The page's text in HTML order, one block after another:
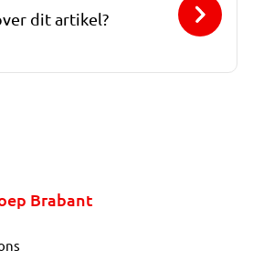
dit artikel?
Brabant